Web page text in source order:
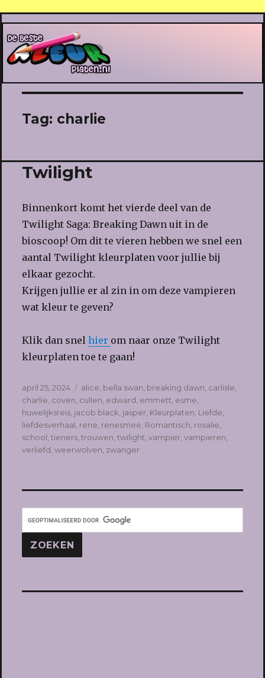
De Beste Kleurplaten
Tag: charlie
Twilight
Binnenkort komt het vierde deel van de
Twilight Saga: Breaking Dawn uit in de
bioscoop! Om dit te vieren hebben we snel een
aantal Twilight kleurplaten voor jullie bij
elkaar gezocht.
Krijgen jullie er al zin in om deze vampieren
wat kleur te geven?
Klik dan snel hier om naar onze Twilight
kleurplaten toe te gaan!
Geplaatst
op
april 25, 2024 Tags
alice bella swan breaking dawn carlisle
charlie coven cullen edward emmett esme
huwelijksreis, jacob black jasper, Kleurplaten Liefde
liefdesverhaal rene renesmee Romantisch rosalie
school tieners, trouwen twilight vampier, vampieren
verliefd weerwolven zwanger